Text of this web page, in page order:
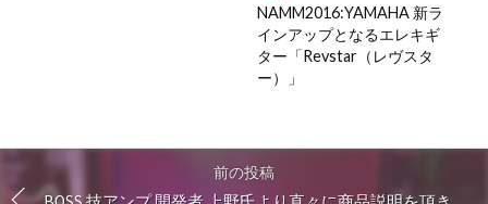
NAMM2016:YAMAHA 新ラ
インアップとなるエレキギ
ター「Revstar（レヴスタ
ー）」
前の投稿